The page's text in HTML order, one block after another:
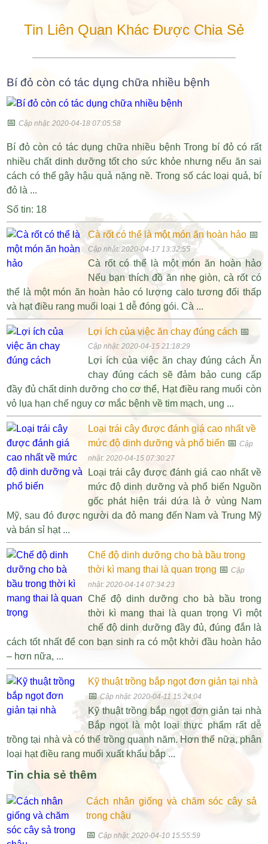
Tin Liên Quan Khác Được Chia Sẻ
Bí đỏ còn có tác dụng chữa nhiều bệnh
📅Cập nhật: 2020-04-18 07:05:58
Bí đỏ còn có tác dụng chữa nhiều bệnh Trong bí đỏ có rất
nhiều chất dinh dưỡng tốt cho sức khỏe nhưng nếu ăn sai
cách có thể gây hậu quả nặng nề. Trong số các loại quả, bí
đỏ là ...
Số tin: 18
Cà rốt có thể là một món ăn hoàn hảo📅
Cập nhật: 2020-04-17 13:32:55
Cà rốt có thể là một món ăn hoàn hảo
Nếu bạn thích đồ ăn nhẹ giòn, cà rốt có
thể là một món ăn hoàn hảo có lượng calo tương đối thấp
và hạt điều rang muối loại 1 dễ đóng gói. Cà ...
Lợi ích của việc ăn chay đúng cách 📅
Cập nhật: 2020-04-15 21:18:29
Lợi ích của việc ăn chay đúng cách Ăn
chay đúng cách sẽ đảm bảo cung cấp
đầy đủ chất dinh dưỡng cho cơ thể, Hạt điều rang muối còn
vỏ lụa hạn chế nguy cơ mắc bệnh về tim mạch, ung ...
Loại trái cây được đánh giá cao nhất về
mức độ dinh dưỡng và phổ biến 📅 Cập
nhật: 2020-04-15 07:30:27
Loại trái cây được đánh giá cao nhất về
mức độ dinh dưỡng và phổ biến Nguồn
gốc phát hiện trái dứa là ở vùng Nam
Mỹ, sau đó được người da đỏ mang đến Nam và Trung Mỹ
và bán sỉ hạt ...
Chế độ dinh dưỡng cho bà bầu trong
thời kì mang thai là quan trọng 📅 Cập
nhật: 2020-04-14 07:34:23
Chế độ dinh dưỡng cho bà bầu trong
thời kì mang thai là quan trọng Vì một
chế độ dinh dưỡng đầy đủ, đúng đắn là
cách tốt nhất để con bạn sinh ra có một khởi đầu hoàn hảo
– hơn nữa, ...
Kỹ thuật trồng bắp ngọt đơn giản tại nhà
📅Cập nhật: 2020-04-11 15:24:04
Kỹ thuật trồng bắp ngọt đơn giản tại nhà
Bắp ngọt là một loại thực phẩm rất dễ
trồng tại nhà và có thể trồng quanh năm. Hơn thế nữa, phân
loại hạt điều rang muối xuất khẩu bắp ...
Tin chia sẻ thêm
Cách nhân giống và chăm sóc cây sả
trong chậu
📅Cập nhật: 2020-04-10 15:55:59